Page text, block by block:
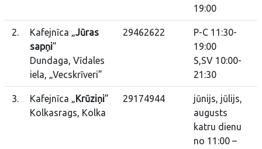
19:00
2. Kafejnīca „Jūras
sapņi”
Dundaga, Vīdales
iela, „Vecskrīveri”
29462622
P-C 11:30-
19:00
S,SV 10:00-
21:30
3. Kafejnīca „Krūziņi”
Kolkasrags, Kolka
29174944
jūnijs, jūlijs,
augusts
katru dienu
no 11:00 –